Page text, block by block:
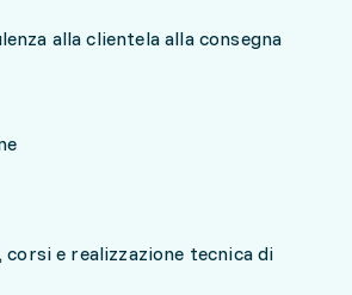
alla clientela alla consegna
e realizzazione tecnica di